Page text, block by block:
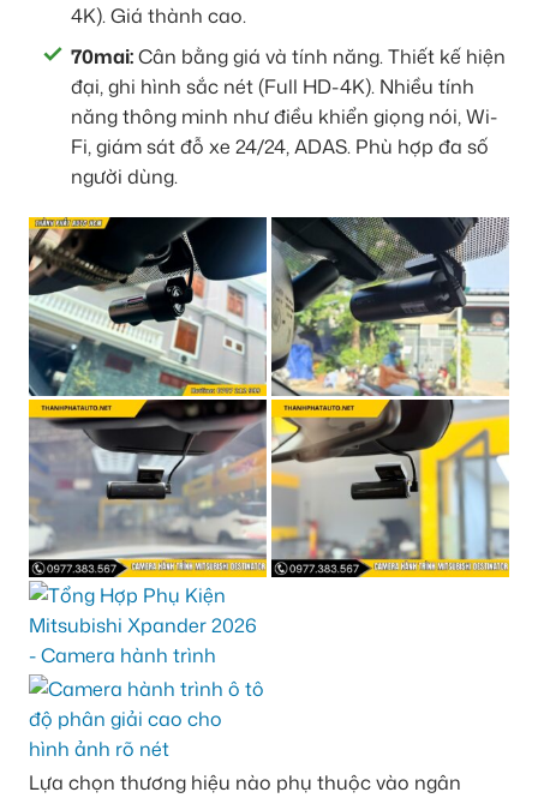
4K). Giá thành cao.
70mai:Cân bằng giá và tính năng. Thiết kế hiện
đại, ghi hình sắc nét (Full HD-4K). Nhiều tính
năng thông minh như điều khiển giọng nói, Wi-
Fi, giám sát đỗ xe 24/24, ADAS. Phù hợp đa số
người dùng.
Lựa chọn thương hiệu nào phụ thuộc vào ngân